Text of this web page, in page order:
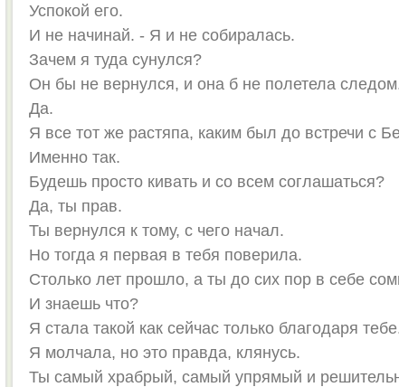
Успокой его.
И не начинай. - Я и не собиралась.
Зачем я туда сунулся?
Он бы не вернулся, и она б не полетела
Да.
Я все тот же растяпа, каким был до встречи с
Именно так.
Будешь просто кивать и со всем соглашаться?
Да, ты прав.
Ты вернулся к тому, с чего начал.
Но тогда я первая в тебя поверила.
Столько лет прошло, а ты до сих пор в себе
И знаешь что?
Я стала такой как сейчас только благодаря
Я молчала, но это правда, клянусь.
Ты самый храбрый, самый упрямый и